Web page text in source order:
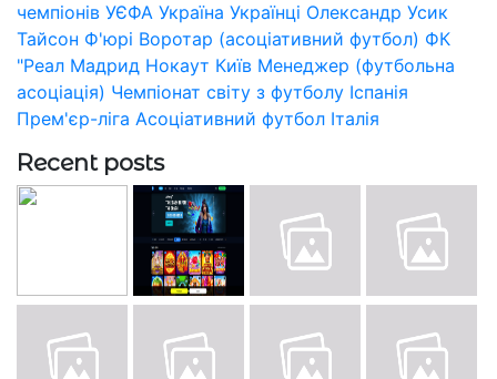
чемпіонів УЄФА Україна Українці Олександр Усик
Тайсон Ф'юрі Воротар (асоціативний футбол) ФК
"Реал Мадрид Нокаут Київ Менеджер (футбольна
асоціація) Чемпіонат світу з футболу Іспанія
Прем'єр-ліга Асоціативний футбол Італія
Recent posts